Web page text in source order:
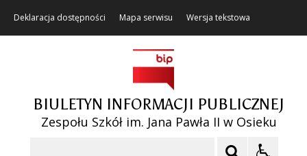
Deklaracja dostępności Mapa serwisu Wersja tekstowa
BIULETYN INFORMACJI PUBLICZNEJ
Zespołu Szkół im. Jana Pawła II w Osieku